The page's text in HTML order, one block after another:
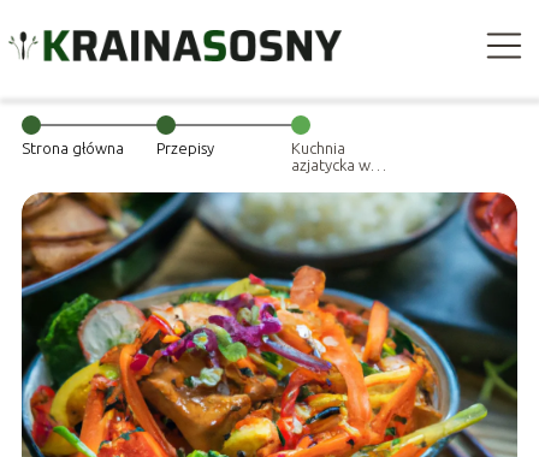
Strona główna Przepisy
Kuchnia
azjatycka w
wydaniu –
przepisy na
smakowite
dania